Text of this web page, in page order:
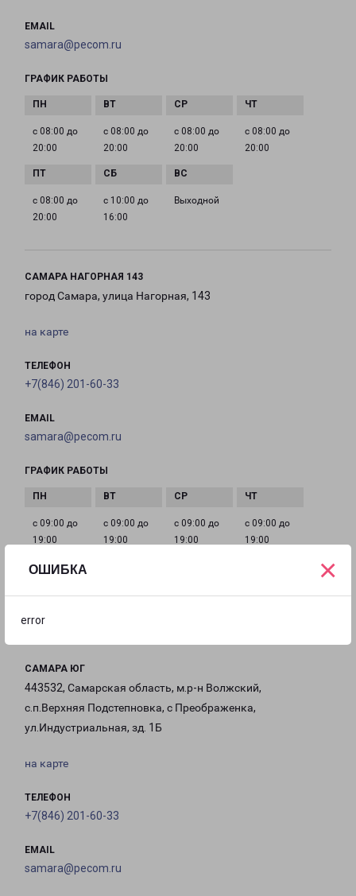
ОШИБКА
error
×
EMAIL
samara@pecom.ru
ГРАФИК РАБОТЫ
с 08:00 до
20:00
с 08:00 до
20:00
с 08:00 до
20:00
с 08:00 до
20:00
с 08:00 до
20:00
с 10:00 до
16:00
Выходной
САМАРА НАГОРНАЯ 143
город Самара, улица Нагорная, 143
на карте
ТЕЛЕФОН
+7(846) 201-60-33
EMAIL
samara@pecom.ru
ГРАФИК РАБОТЫ
с 09:00 до
19:00
с 09:00 до
19:00
с 09:00 до
19:00
с 09:00 до
19:00
САМАРА ЮГ
443532, Самарская область, м.р-н Волжский,
с.п.Верхняя Подстепновка, с Преображенка,
ул.Индустриальная, зд. 1Б
на карте
ТЕЛЕФОН
+7(846) 201-60-33
EMAIL
samara@pecom.ru